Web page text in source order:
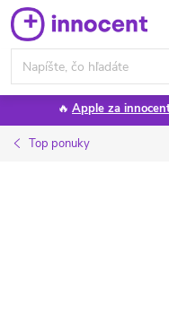
Prejsť
na
obsah
🔥 Apple za
Top ponuky